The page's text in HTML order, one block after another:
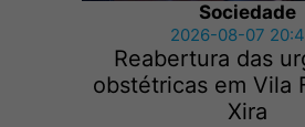
Sociedade
2026-08-07
Reabertura das
obstétricas em Vila
Xira